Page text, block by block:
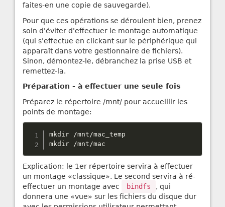
faites-en une copie de sauvegarde).
Pour que ces opérations se déroulent bien, prenez
soin d'éviter d'effectuer le montage automatique
(qui s'effectue en clickant sur le périphérique qui
apparaît dans votre gestionnaire de fichiers).
Sinon, démontez-le, débranchez la prise USB et
remettez-la.
Préparation - à effectuer une seule fois
Préparez le répertoire /mnt/ pour accueillir les
points de montage:
mkdir /mnt/mac_temp
mkdir /mnt/mac
Explication: le 1er répertoire servira à effectuer
un montage «classique». Le second servira à ré-
effectuer un montage avec
bindfs
, qui
donnera une «vue» sur les fichiers du disque dur